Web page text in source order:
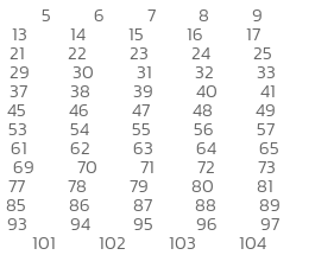
5 6 7 8 9
13 14 15 16 17
21 22 23 24 25
29 30 31 32 33
37 38 39 40 41
45 46 47 48 49
53 54 55 56 57
61 62 63 64 65
69 70 71 72 73
77 78 79 80 81
85 86 87 88 89
93 94 95 96 97
101 102 103 104